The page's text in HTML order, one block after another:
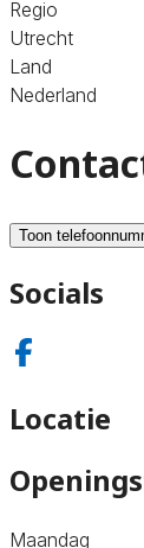
Regio
Utrecht
Land
Nederland
Toon
Socials
Locatie
Maandag